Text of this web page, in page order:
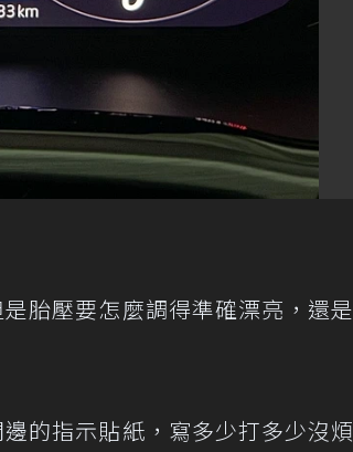
胎壓要怎麼調得準確漂亮，還是
的指示貼紙，寫多少打多少沒煩